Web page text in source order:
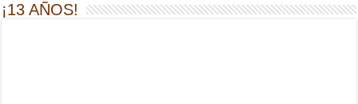
¡13 AÑOS!